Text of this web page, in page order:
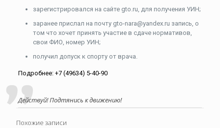
зарегистрировался на сайте gto.ru, для получения УИН;
заранее прислал на почту gto-nara@yandex.ru запись, о
том что хочет принять участие в сдаче нормативов,
свои ФИО, номер УИН;
получил допуск к спорту от врача.
Подробнее: +7 (49634) 5-40-90
Действуй! Подтянись к движению!
Похожие записи